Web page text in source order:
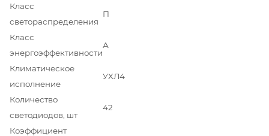
Класс
светораспределения
П
Класс
энергоэффективности
А
Климатическое
исполнение
УХЛ4
Количество
светодиодов, шт
42
Коэффициент